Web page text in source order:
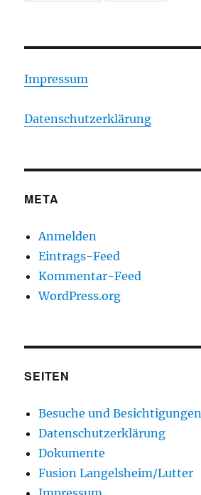
Impressum
Datenschutzerklärung
META
Anmelden
Eintrags-Feed
Kommentar-Feed
WordPress.org
SEITEN
Besuche und Besichtigungen
Datenschutzerklärung
Dokumente
Fusion Langelsheim/Lutter